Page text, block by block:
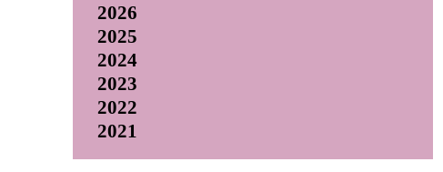
2026
2025
2024
2023
2022
2021